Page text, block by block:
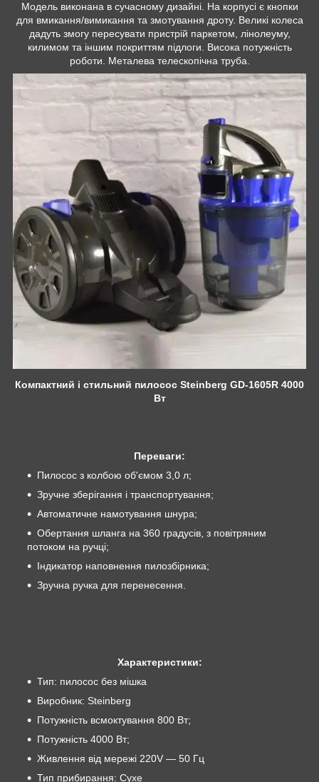
Модель виконана в сучасному дизайні. На корпусі є кнопки
для вмикання/вимикання та змотування дроту. Великі колеса
дадуть змогу пересувати пристрій паркетом, лінолеуму,
килимом та іншим покриттям підлоги. Висока потужність
роботи. Металева телескопічна труба.
Компактний і стильний пилосос Steinberg GD-1605R 4000
Вт
Переваги:
Пилосос з колбою об'ємом 3,0 л;
Зручне зберігання і транспортування;
Автоматичне намотування шнура;
Обертання шланга на 360 градусів, з повітряним
потоком на ручці;
Індикатор наповнення пилозбірника;
Зручна ручка для перенесення.
Характеристики:
Тип: пилосос без мішка
Виробник: Steinberg
Потужність всмоктування 800 Вт;
Потужність 4000 Вт;
Живлення від мережі 220V — 50 Гц
Тип прибирання: Сухе